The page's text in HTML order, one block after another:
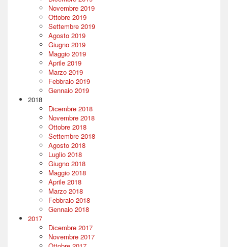
Novembre 2019
Ottobre 2019
Settembre 2019
Agosto 2019
Giugno 2019
Maggio 2019
Aprile 2019
Marzo 2019
Febbraio 2019
Gennaio 2019
2018
Dicembre 2018
Novembre 2018
Ottobre 2018
Settembre 2018
Agosto 2018
Luglio 2018
Giugno 2018
Maggio 2018
Aprile 2018
Marzo 2018
Febbraio 2018
Gennaio 2018
2017
Dicembre 2017
Novembre 2017